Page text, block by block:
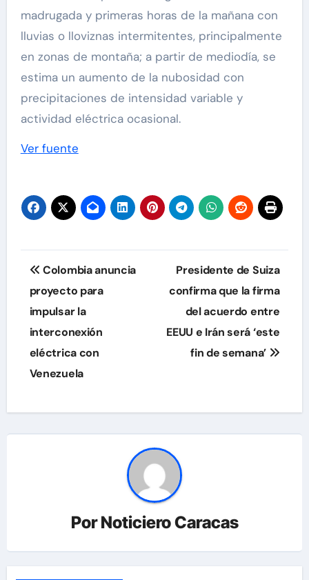
madrugada y primeras horas de la mañana con
lluvias o lloviznas intermitentes, principalmente
en zonas de montaña; a partir de mediodía, se
estima un aumento de la nubosidad con
precipitaciones de intensidad variable y
actividad eléctrica ocasional.
Ver fuente
Navegación
de
entradas
Colombia anuncia
proyecto para
impulsar la
interconexión
eléctrica con
Venezuela
Presidente de Suiza
confirma que la firma
del acuerdo entre
EEUU e Irán será ‘este
fin de semana’
PorNoticiero Caracas